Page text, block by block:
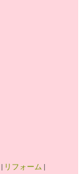
| リフォーム |